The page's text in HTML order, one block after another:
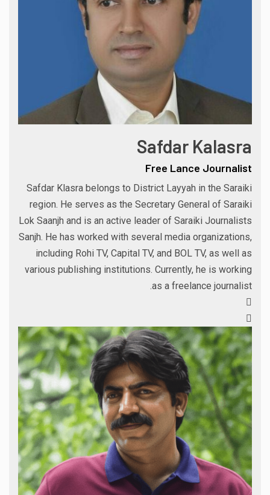
Safdar Kalasra
Free Lance Journalist
Safdar Klasra belongs to District Layyah in the Saraiki
region. He serves as the Secretary General of Saraiki
Lok Saanjh and is an active leader of Saraiki Journalists
Sanjh. He has worked with several media organizations,
including Rohi TV, Capital TV, and BOL TV, as well as
various publishing institutions. Currently, he is working
as a freelance journalist.